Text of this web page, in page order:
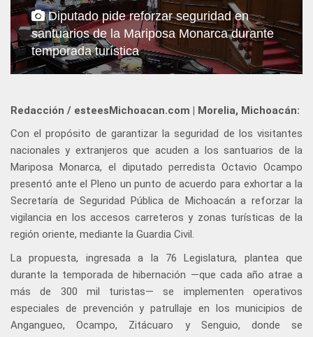
Diputado pide reforzar seguridad en
santuarios de la Mariposa Monarca durante
temporada turística
Redacción / esteesMichoacan.com | Morelia, Michoacán:
Con el propósito de garantizar la seguridad de los visitantes
nacionales y extranjeros que acuden a los santuarios de la
Mariposa Monarca, el diputado perredista Octavio Ocampo
presentó ante el Pleno un punto de acuerdo para exhortar a la
Secretaría de Seguridad Pública de Michoacán a reforzar la
vigilancia en los accesos carreteros y zonas turísticas de la
región oriente, mediante la Guardia Civil.
La propuesta, ingresada a la 76 Legislatura, plantea que
durante la temporada de hibernación —que cada año atrae a
más de 300 mil turistas— se implementen operativos
especiales de prevención y patrullaje en los municipios de
Angangueo, Ocampo, Zitácuaro y Senguio, donde se